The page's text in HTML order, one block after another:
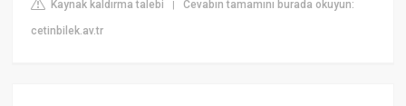
Kaynak kaldırma talebi |Cevabın tamamını burada okuyun:
cetinbilek.av.tr